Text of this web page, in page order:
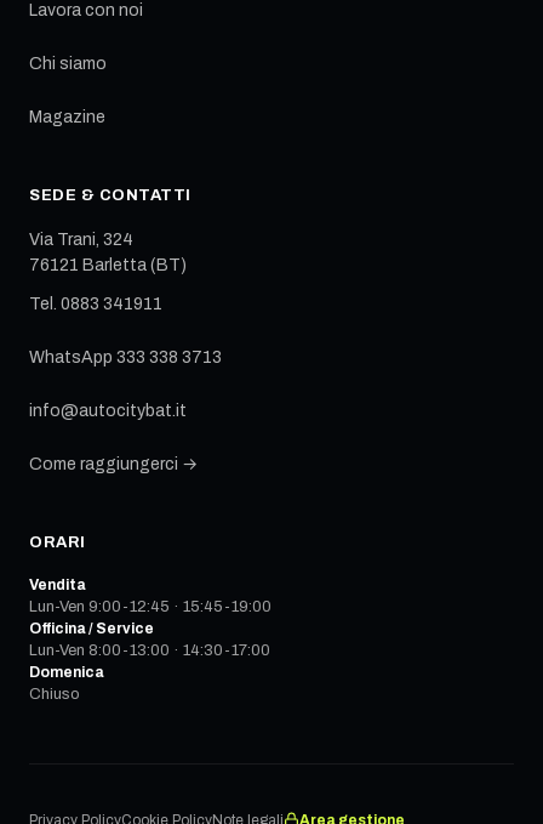
Lavora con noi
Chi siamo
Magazine
SEDE & CONTATTI
Via Trani, 324
76121 Barletta (BT)
Tel. 0883 341911
WhatsApp 333 338 3713
info@autocitybat.it
Come raggiungerci →
ORARI
Vendita
Lun-Ven 9:00-12:45 · 15:45-19:00
Officina / Service
Lun-Ven 8:00-13:00 · 14:30-17:00
Domenica
Chiuso
Privacy PolicyCookie PolicyNote legali Area gestione